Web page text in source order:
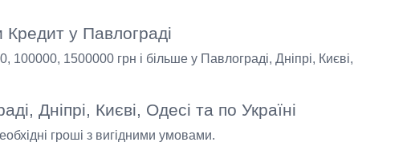
Кредит у Павлограді
100000, 1500000 грн і більше у Павлограді, Дніпрі, Києві,
Дніпрі, Києві, Одесі та по Україні
гроші з вигідними умовами.